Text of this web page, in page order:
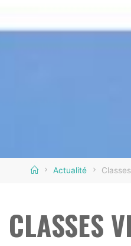
HomeActualité
CLASSES